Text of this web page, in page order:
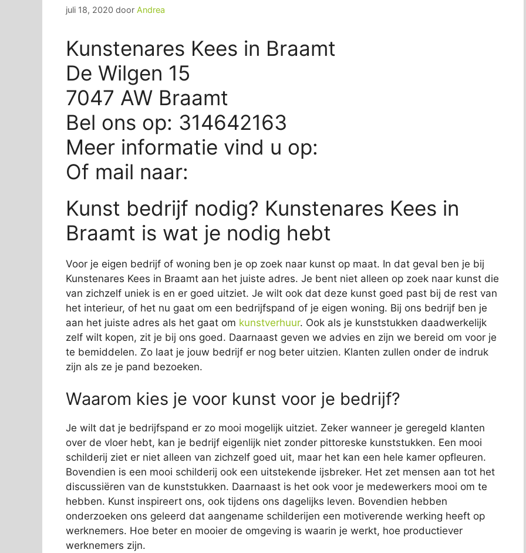
juli 18, 2020 door Andrea
Kunstenares Kees in Braamt
De Wilgen 15
7047 AW Braamt
Bel ons op: 314642163
Meer informatie vind u op:
Of mail naar:
Kunst bedrijf nodig? Kunstenares Kees in
Braamt is wat je nodig hebt
Voor je eigen bedrijf of woning ben je op zoek naar kunst op maat. In dat geval ben je bij
Kunstenares Kees in Braamt aan het juiste adres. Je bent niet alleen op zoek naar kunst die
van zichzelf uniek is en er goed uitziet. Je wilt ook dat deze kunst goed past bij de rest van
het interieur, of het nu gaat om een bedrijfspand of je eigen woning. Bij ons bedrijf ben je
aan het juiste adres als het gaat om kunstverhuur. Ook als je kunststukken daadwerkelijk
zelf wilt kopen, zit je bij ons goed. Daarnaast geven we advies en zijn we bereid om voor je
te bemiddelen. Zo laat je jouw bedrijf er nog beter uitzien. Klanten zullen onder de indruk
zijn als ze je pand bezoeken.
Waarom kies je voor kunst voor je bedrijf?
Je wilt dat je bedrijfspand er zo mooi mogelijk uitziet. Zeker wanneer je geregeld klanten
over de vloer hebt, kan je bedrijf eigenlijk niet zonder pittoreske kunststukken. Een mooi
schilderij ziet er niet alleen van zichzelf goed uit, maar het kan een hele kamer opfleuren.
Bovendien is een mooi schilderij ook een uitstekende ijsbreker. Het zet mensen aan tot het
discussiëren van de kunststukken. Daarnaast is het ook voor je medewerkers mooi om te
hebben. Kunst inspireert ons, ook tijdens ons dagelijks leven. Bovendien hebben
onderzoeken ons geleerd dat aangename schilderijen een motiverende werking heeft op
werknemers. Hoe beter en mooier de omgeving is waarin je werkt, hoe productiever
werknemers zijn.